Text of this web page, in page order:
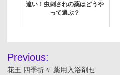
違い！虫刺されの薬はどうや
って選ぶ？
投
Previous:
花王 四季折々 薬用入浴剤セ